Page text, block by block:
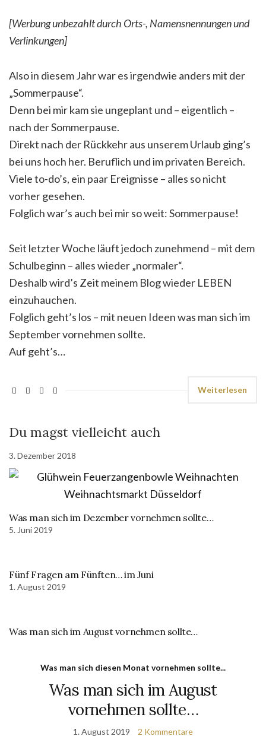
[Werbung unbezahlt durch Orts-, Namensnennungen und
Verlinkungen]
Also in diesem Jahr war es irgendwie anders mit der
„Sommerpause“.
Denn bei mir kam sie ungeplant und – eigentlich –
nach der Sommerpause.
Direkt nach der Rückkehr aus unserem Urlaub ging’s
bei uns hoch her. Beruflich und im privaten Bereich.
Viele to-do’s, ein paar Ereignisse – alles so nicht
vorher gesehen.
Folglich war’s auch bei mir so weit: Sommerpause!
Seit letzter Woche läuft jedoch zunehmend – mit dem
Schulbeginn – alles wieder „normaler“.
Deshalb wird’s Zeit meinem Blog wieder LEBEN
einzuhauchen.
Folglich geht’s los – mit neuen Ideen was man sich im
September vornehmen sollte.
Auf geht’s…
Weiterlesen
Du magst vielleicht auch
3. Dezember 2018
Was man sich im Dezember vornehmen sollte…
5. Juni 2019
Fünf Fragen am Fünften… im Juni
1. August 2019
Was man sich im August vornehmen sollte…
Was man sich diesen Monat vornehmen sollte...
Was man sich im August
vornehmen sollte…
1. August 2019 2 Kommentare